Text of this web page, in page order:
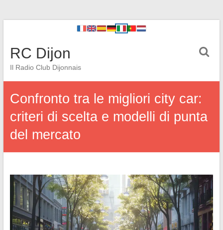
RC Dijon
Il Radio Club Dijonnais
Confronto tra le migliori city car:
criteri di scelta e modelli di punta
del mercato